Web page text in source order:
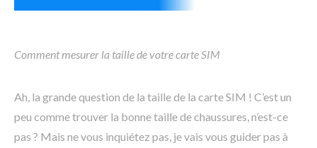
Comment mesurer la taille de votre carte SIM
Ah, la grande question de la taille de la carte SIM ! C’est un
peu comme trouver la bonne taille de chaussures, n’est-ce
pas ? Mais ne vous inquiétez pas, je vais vous guider pas à